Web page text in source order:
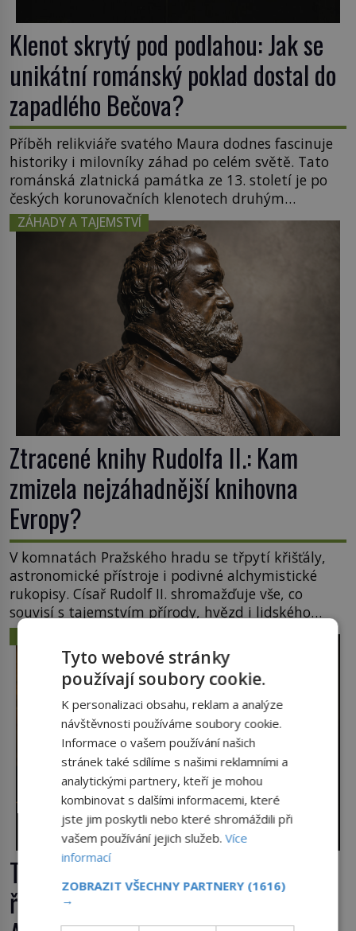
Klenot skrytý pod podlahou: Jak se
unikátní románský poklad dostal do
zapadlého Bečova?
Příběh relikviáře svatého Maura dodnes fascinuje
historiky i milovníky záhad po celém světě. Tato
románská zlatnická památka ze 13. století je po
českých korunovačních klenotech druhým
nejcennějším movitým majetkem v České
republice. Přestože byl klenot v roce 1985 po
dramatickém pátrání kriminalistů úspěšně
nalezen, jeho minulost stále obestírá hustá mlha.
Otázky, jak přesně se tato […]
ZÁHADY A TAJEMSTVÍ
Ztracené knihy Rudolfa II.: Kam
zmizela nejzáhadnější knihovna
Evropy?
V komnatách Pražského hradu se třpytí křišťály,
astronomické přístroje i podivné alchymistické
rukopisy. Císař Rudolf II. shromažďuje vše, co
souvisí s tajemstvím přírody, hvězd i lidského
poznání. Jenže po jeho smrti se jeho slavné sbírky
začínají rozpadat a část z nich mizí navždy. Kdo
odnesl nejvzácnější knihy? A existují ještě někde
zapomenuté rukopisy, které nikdo […]
Tajemná Terra Australis: Dopluly
římské obchodní lodě až do
Tyto webové stránky
používají soubory cookie.
K personalizaci obsahu, reklam a analýze
návštěvnosti používáme soubory cookie.
Informace o vašem používání našich
stránek také sdílíme s našimi reklamními a
analytickými partnery, kteří je mohou
kombinovat s dalšími informacemi, které
jste jim poskytli nebo které shromáždili při
vašem používání jejich služeb.Více
informací
ZOBRAZIT VŠECHNY PARTNERY (1616)
→